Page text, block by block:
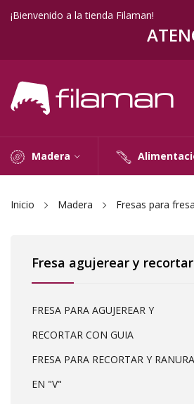
¡Bienvenido a la tienda Filaman!
Madera
Inicio Madera Fresas para
Fresa agujerear y recortar
FRESA PARA AGUJEREAR Y
RECORTAR CON GUIA
FRESA PARA RECORTAR Y
EN "V"